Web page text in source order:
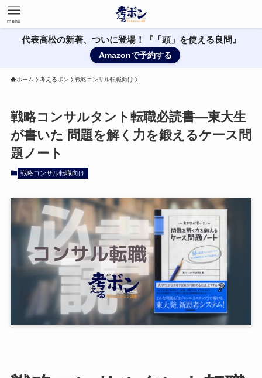
menu
代表高松の新著、ついに登場！『「頭」を使える良問』
Amazonで予約する
ホーム 考えるボン 戦略コンサル転職向け
戦略コンサルタント転職必読書—東大生
が書いた 問題を解く力を鍛えるケース問
題ノート
戦略コンサル転職向け